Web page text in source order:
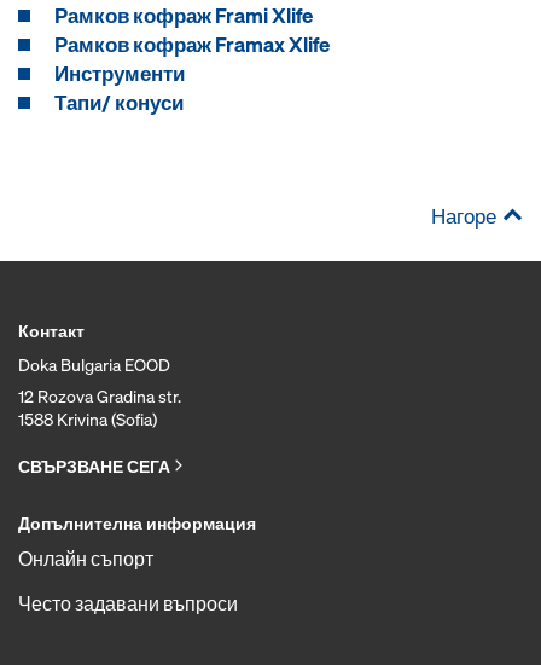
Рамков кофраж Frami Xlife
Рамков кофраж Framax Xlife
Инструменти
Тапи/ конуси
Нагоре
Контакт
Doka Bulgaria EOOD
12 Rozova Gradina str.
1588 Krivina (Sofia)
СВЪРЗВАНЕ СЕГА
Допълнителна информация
Онлайн съпорт
Често задавани въпроси